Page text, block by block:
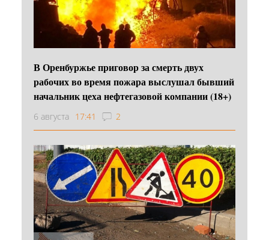
В Оренбуржье приговор за смерть двух
рабочих во время пожара выслушал бывший
начальник цеха нефтегазовой компании (18+)
6 августа 17:41 2